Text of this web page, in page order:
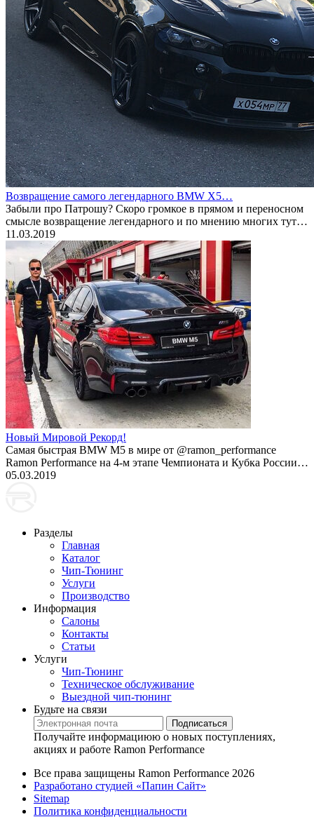
Возвращение самого легендарного BMW X5…
Забыли про Патрошу? Скоро громкое в прямом и переносном
смысле возвращение легендарного и по мнению многих тут…
11.03.2019
Новый Мировой Рекорд!
Cамая быстрая BMW M5 в мире от @ramon_performance
Ramon Performance на 4-м этапе Чемпионата и Кубка России…
05.03.2019
Разделы
Главная
Каталог
Чип-Тюнинг
Услуги
Производство
Информация
Салоны
Контакты
Статьи
Услуги
Чип-Тюнинг
Техническое обслуживание
Выездной чип-тюнинг
Будьте на связи
Подписаться
Получайте информациюю о новых поступлениях,
акциях и работе Ramon Performance
Все права защищены Ramon Performance 2026
Разработано студией «Папин Сайт»
Sitemap
Политика конфиденциальности